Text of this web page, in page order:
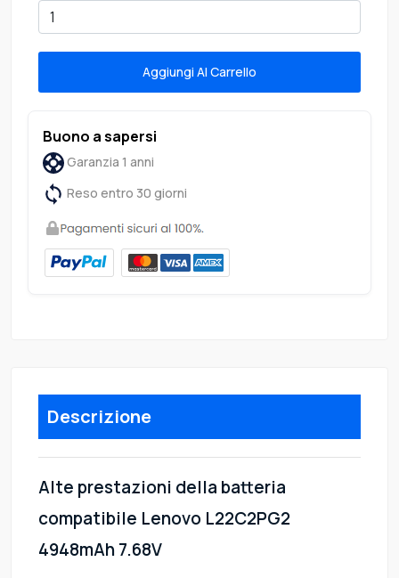
Aggiungi Al Carrello
Buono a sapersi
Garanzia 1 anni
Reso entro 30 giorni
Descrizione
Alte prestazioni della batteria
compatibile Lenovo L22C2PG2
4948mAh 7.68V